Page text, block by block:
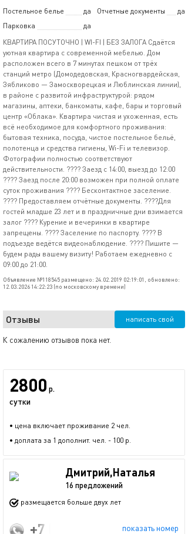
Постельное белье да Отчетные документы
да
Парковка
да
КВАРТИРА ПОСУТОЧНО | WI-FI | БЕЗ ЗАЛОГА Сдаётся
уютная квартира с современной мебелью. Дом
расположен всего в 7 минутах пешком от трёх
станций метро (Домодедовская, Красногвардейская,
Зябликово — Замоскворецкая и Люблинская линии),
в районе с развитой инфраструктурой: рядом
магазины, аптеки, банкоматы, кафе, бары и торговый
центр «Облака». Квартира чистая и ухоженная, есть
всё необходимое для комфортного проживания:
бытовая техника, посуда, чистое постельное бельё,
полотенца и средства гигиены, Wi-Fi и телевизор.
Фотографии полностью соответствуют
действительности. ???? Заезд с 14:00, выезд до 12:00
???? Заезд после 20:00 возможен при полной оплате
суток проживания ???? Бесконтактное заселение.
???? Предоставляем отчётные документы. ????Для
гостей младше 23 лет и в праздничные дни взимается
залог ???? Курение и вечеринки в квартире
запрещены. ???? Заселение по паспорту. ???? В
подъезде ведётся видеонаблюдение. ???? Пишите —
будем рады вашему визиту! Работаем ежедневно с
09:00 до 21:00.
Объявление №118545 размещено: 24.02.2019 02:19:01, обновлено:
12.03.2026 14:22:23 (по московскому времени)
Отзывы написать свой
К сожалению отзывов пока нет.
2800 р.
сутки
• цена включает проживание 2 чел.
• доплата за 1 дополнит. чел. - 100 р.
Дмитрий,Наталья
16 предложений
размещается больше двух лет
показать номер
+7 (966) 127-53-53